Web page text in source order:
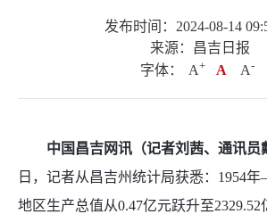
发布时间：2024-08-14
来源：昌吉日报
字体：
A+ A A-
中国昌吉网讯（记者刘茜、通讯员
日，记者从昌吉州统计局获悉：1954
地区生产总值从0.47亿元跃升至